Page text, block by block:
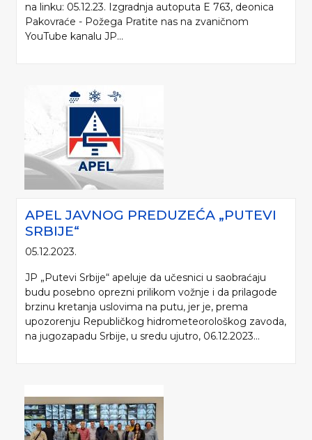
na linku: 05.12.23. Izgradnja autoputa E 763, deonica
Pakovraće - Požega Pratite nas na zvaničnom
YouTube kanalu JP...
APEL JAVNOG PREDUZEĆA „PUTEVI
SRBIJE“
05.12.2023.
JP „Putevi Srbije“ apeluje da učesnici u saobraćaju
budu posebno oprezni prilikom vožnje i da prilagode
brzinu kretanja uslovima na putu, jer je, prema
upozorenju Republičkog hidrometeorološkog zavoda,
na jugozapadu Srbije, u sredu ujutro, 06.12.2023...